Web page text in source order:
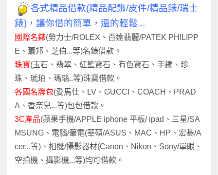
各式精品借款(精品配飾/皮件/精品錶/瑞士
錶)，讓你借的簡單，還的輕鬆...
國際名錶(勞力士/ROLEX、百達翡麗/PATEK PHILIPP
E、蕭邦、芝伯...等)名錶借款。
珠寶(玉石、翡翠、紅籃寶石、有色寶石、手鐲、珍
珠、琥珀、瑪瑙..等)珠寶借款。
各國名牌包(愛馬仕、LV、GUCCI、COACH、PRAD
A、香奈兒...等)包包借款。
3C產品(蘋果手機/APPLE iphone 平板/ ipad、三星/SA
MSUNG、電腦/筆電(華碩/ASUS、MAC、HP、宏碁/A
cer...等)、相機/攝影器材(Canon、Nikon、Sony/單眼、
空拍機、攝影機...等)均可借款。